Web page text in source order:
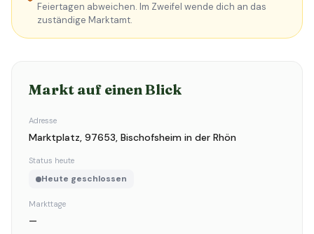
Feiertagen abweichen. Im Zweifel wende dich an das
zuständige Marktamt.
Markt auf einen Blick
Adresse
Marktplatz, 97653, Bischofsheim in der Rhön
Status heute
Heute geschlossen
Markttage
—